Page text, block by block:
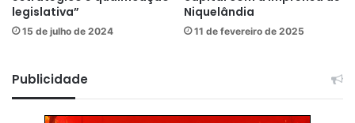
legislativa”
15 de julho de 2024
Niquelândia
11 de fevereiro de 2025
Publicidade